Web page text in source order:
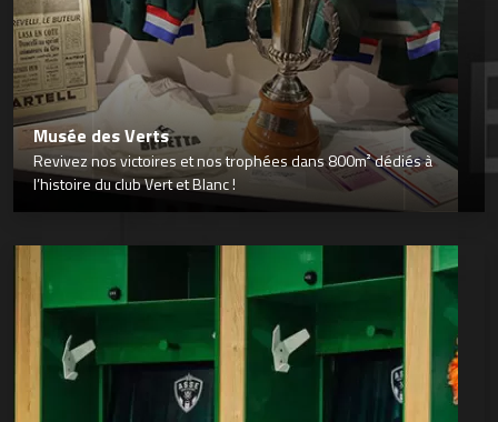
Musée des Verts
Revivez nos victoires et nos trophées dans 800m² dédiés à
l’histoire du club Vert et Blanc !